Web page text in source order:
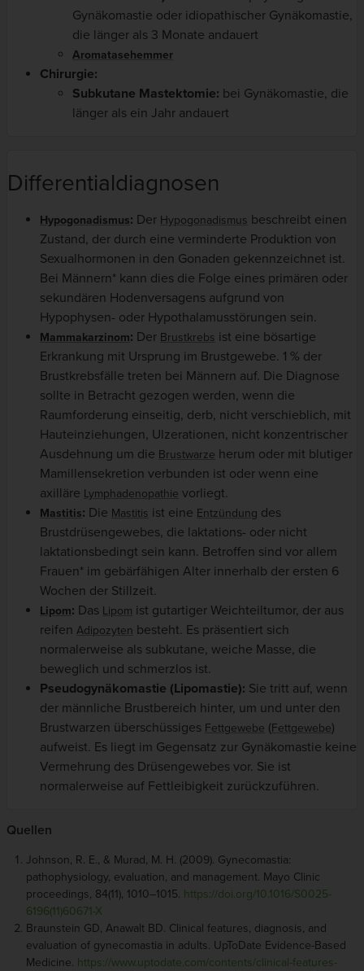
Gynäkomastie oder idiopathischer Gynäkomastie,
die länger als 3 Monate andauert
Aromatasehemmer
Chirurgie:
Subkutane Mastektomie: bei Gynäkomastie, die
länger als ein Jahr andauert
Differentialdiagnosen
Hypogonadismus: Der Hypogonadismus beschreibt einen
Zustand, der durch eine verminderte Produktion von
Sexualhormonen in den Gonaden gekennzeichnet ist.
Bei Männern* kann dies die Folge eines primären oder
sekundären Hodenversagens aufgrund von
Hypophysen- oder Hypothalamusstörungen sein.
Mammakarzinom: Der Brustkrebs ist eine bösartige
Erkrankung mit Ursprung im Brustgewebe. 1 % der
Brustkrebsfälle treten bei Männern auf. Die Diagnose
sollte in Betracht gezogen werden, wenn die
Raumforderung einseitig, derb, nicht verschieblich, mit
Hauteinziehungen, Ulzerationen, nicht konzentrischer
Ausdehnung um die Brustwarze herum oder mit blutiger
Mamillensekretion verbunden ist oder wenn eine
axilläre Lymphadenopathie vorliegt.
Mastitis: Die Mastitis ist eine Entzündung des
Brustdrüsengewebes, die laktations- oder nicht
laktationsbedingt sein kann. Betroffen sind vor allem
Frauen* im gebärfähigen Alter innerhalb der ersten 6
Wochen der Stillzeit.
Lipom: Das Lipom ist gutartiger Weichteiltumor, der aus
reifen Adipozyten besteht. Es präsentiert sich
normalerweise als subkutane, weiche Masse, die
beweglich und schmerzlos ist.
Pseudogynäkomastie (Lipomastie): Sie tritt auf, wenn
der männliche Brustbereich hinter, um und unter den
Brustwarzen überschüssiges Fettgewebe (Fettgewebe)
aufweist. Es liegt im Gegensatz zur Gynäkomastie keine
Vermehrung des Drüsengewebes vor. Sie ist
normalerweise auf Fettleibigkeit zurückzuführen.
Quellen
Johnson, R. E., & Murad, M. H. (2009). Gynecomastia:
pathophysiology, evaluation, and management. Mayo Clinic
proceedings, 84(11), 1010–1015. https://doi.org/10.1016/S0025-
6196(11)60671-X
Braunstein GD, Anawalt BD. Clinical features, diagnosis, and
evaluation of gynecomastia in adults. UpToDate Evidence-Based
Medicine. https://www.uptodate.com/contents/clinical-features-